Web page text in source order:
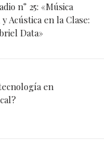
n° 25: «Música
Acústica en la Clase:
Data»
en